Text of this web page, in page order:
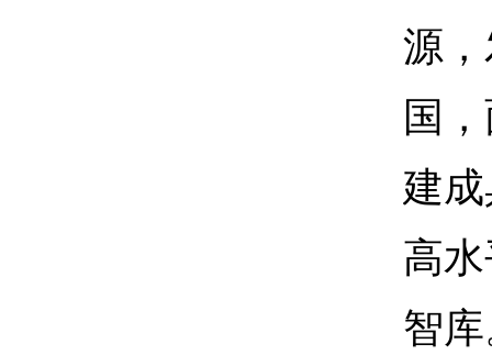
源
国
建
高
智